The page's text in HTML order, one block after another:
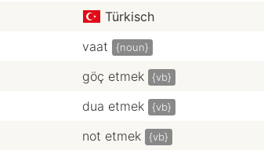
Türkisch
vaat {noun}
göç etmek {vb}
dua etmek {vb}
not etmek {vb}